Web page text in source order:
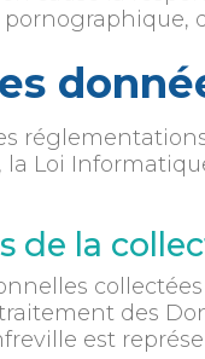
la Loi
de la
des
est